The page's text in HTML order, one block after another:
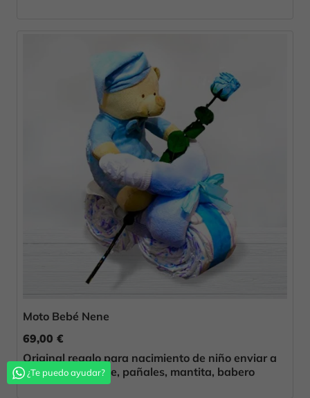
Moto Bebé Nene
69,00 €
Original regalo para nacimiento de niño enviar a
Benicarló Peluche, pañales, mantita, babero
¿Te puedo ayudar?